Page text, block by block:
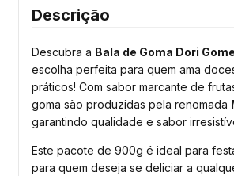
Descrição
Descubra a Bala de Goma Dori
escolha perfeita para quem ama
práticos! Com sabor marcante de
goma são produzidas pela renomada
garantindo qualidade e sabor
Este pacote de 900g é ideal para
para quem deseja se deliciar a